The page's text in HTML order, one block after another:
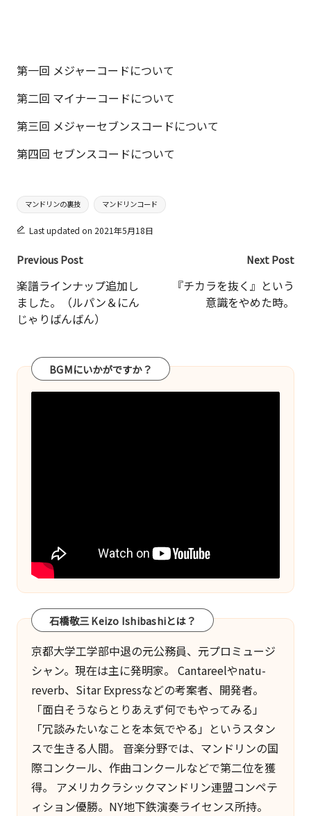
第一回 メジャーコードについて
第二回 マイナーコードについて
第三回 メジャーセブンスコードについて
第四回 セブンスコードについて
Tags:
マンドリンの裏技 マンドリンコード
Last updated on 2021年5月18日
Post
navigation
Previous Post
楽譜ラインナップ追加し
ました。（ルパン＆にん
じゃりばんばん）
Next Post
『チカラを抜く』という
意識をやめた時。
BGMにいかがですか？
石橋敬三 Keizo Ishibashiとは？
京都大学工学部中退の元公務員、元プロミュージ
シャン。現在は主に発明家。 Cantareelやnatu-
reverb、 Sitar Expressなどの考案者、開発者。
「面白そうならとりあえず何でもやってみる」
「冗談みたいなことを本気でやる」というスタン
スで生きる人間。 音楽分野では、マンドリンの国
際コンクール、作曲コンクールなどで第二位を獲
得。 アメリカクラシックマンドリン連盟コンペテ
ィション優勝。NY地下鉄演奏ライセンス所持。